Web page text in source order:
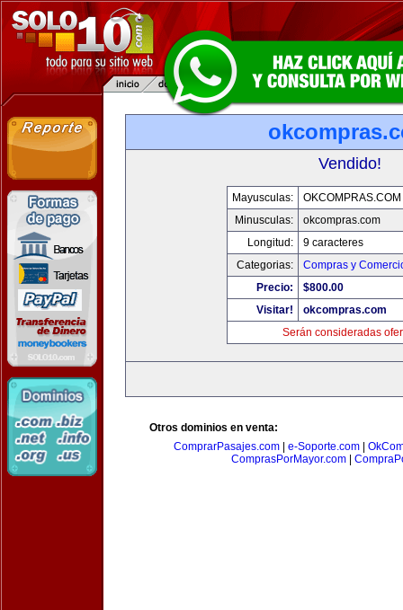
Vendido!
Mayusculas:
OKCOMPRAS.COM
Minusculas:
okcompras.com
Longitud:
9 caracteres
Categorias:
Compras y
Precio:
$800.00
Visitar!
okcompras.com
Serán consideradas
Otros dominios en venta:
ComprarPasajes.com
e-Soporte.com
ComprasPorMayor.com|